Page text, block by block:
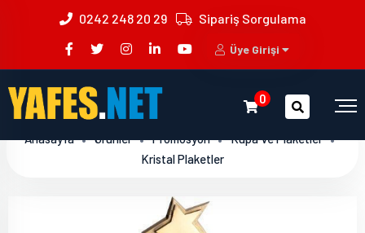
0242 248 20 29 Sipariş Sorgulama
Üye Girişi
0
Anasayfa Ürünler Promosyon
Kupa Ve Plaketler
Kristal Plaketler